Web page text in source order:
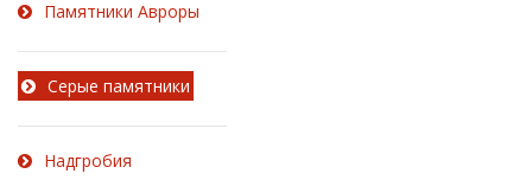
Памятники Авроры
Серые памятники
Надгробия